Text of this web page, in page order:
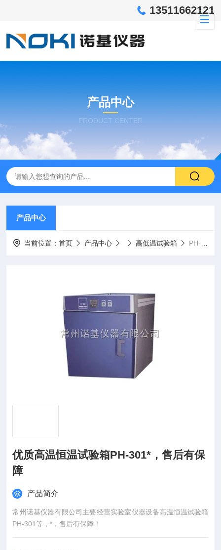
13511662121
产品中心
PRODUCT CENTER
产品中心
当前位置：首页 产品中心 高低温试验箱 PH-301优质高温恒温试验箱PH-301*，售后有保障
优质高温恒温试验箱PH-301*，售后有保
障
产品简介
常州诺基仪器有限公司主要经营实验室仪器设备高温恒温试验箱
PH-301等，*，售后有保障！